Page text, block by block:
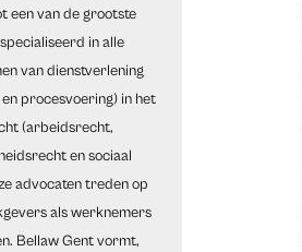
een van de grootste
in alle
van dienstverlening
procesvoering) in het
(arbeidsrecht,
en sociaal
advocaten treden op
als werknemers
Bellaw Gent vormt,